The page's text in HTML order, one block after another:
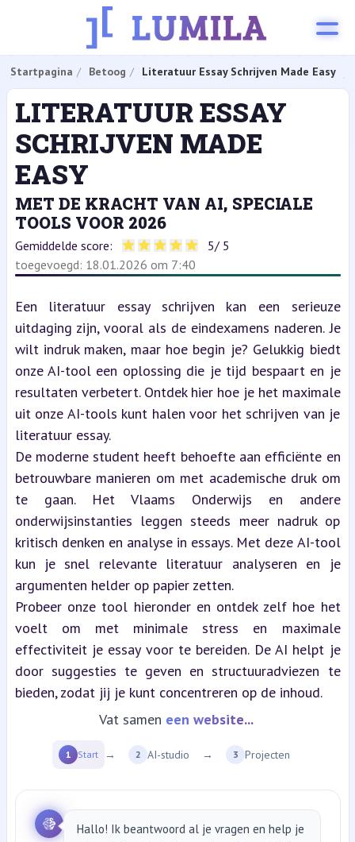
Startpagina Betoog Literatuur Essay Schrijven Made Easy
LITERATUUR ESSAY
SCHRIJVEN MADE
EASY
MET DE KRACHT VAN AI, SPECIALE
TOOLS VOOR 2026
Gemiddelde score: 5/ 5
toegevoegd: 18.01.2026 om 7:40
Een literatuur essay schrijven kan een serieuze
uitdaging zijn, vooral als de eindexamens naderen. Je
wilt indruk maken, maar hoe begin je? Gelukkig biedt
onze AI-tool een oplossing die je tijd bespaart en je
resultaten verbetert. Ontdek hier hoe je het maximale
uit onze AI-tools kunt halen voor het schrijven van je
literatuur essay.
De moderne student heeft behoefte aan efficiënte en
betrouwbare manieren om met academische druk om
te gaan. Het Vlaams Onderwijs en andere
onderwijsinstanties leggen steeds meer nadruk op
kritisch denken en analyse in essays. Met deze AI-tool
kun je snel relevante literatuur analyseren en je
argumenten helder op papier zetten.
Probeer onze tool hieronder en ontdek zelf hoe het
voelt om met minimale stress en maximale
effectiviteit je essay voor te bereiden. De AI helpt je
door suggesties te geven en structuuradviezen te
bieden, zodat jij je kunt concentreren op de inhoud.
Vat samen een website...
1 Start → 2 AI-studio → 3 Projecten
Hallo! Ik beantwoord al je vragen en help je